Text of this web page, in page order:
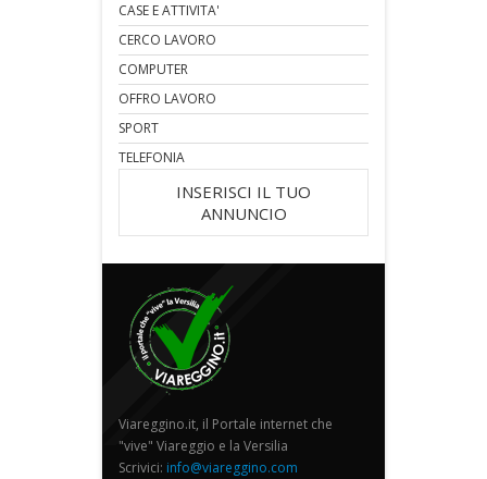
CASE E ATTIVITA'
CERCO LAVORO
COMPUTER
OFFRO LAVORO
SPORT
TELEFONIA
INSERISCI IL TUO
ANNUNCIO
Viareggino.it, il Portale internet che
"vive" Viareggio e la Versilia
Scrivici: info@viareggino.com